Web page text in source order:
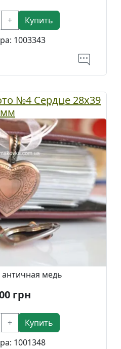
+
Купить
1003343
№4 Сердце 28х39
мм
медь
грн
+
Купить
1001348